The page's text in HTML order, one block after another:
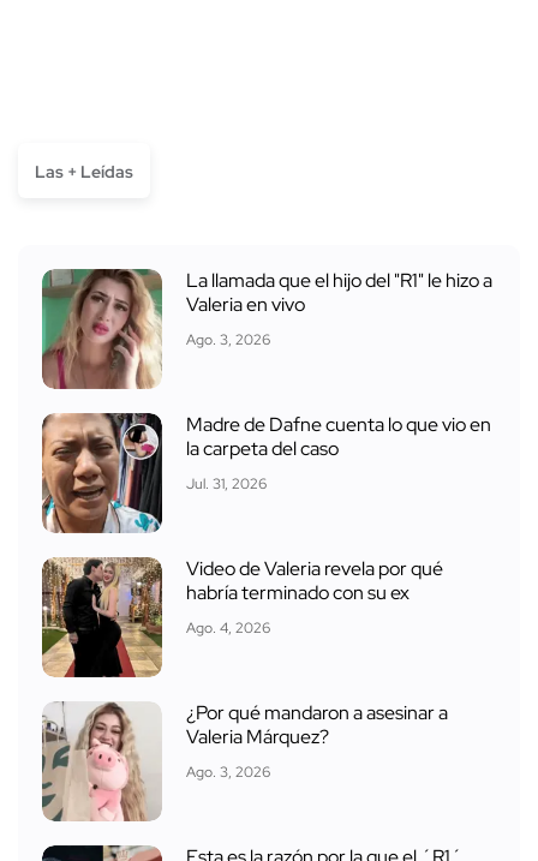
Las + Leídas
La llamada que el hijo del "R1" le hizo a
Valeria en vivo
Ago. 3, 2026
Madre de Dafne cuenta lo que vio en
la carpeta del caso
Jul. 31, 2026
Video de Valeria revela por qué
habría terminado con su ex
Ago. 4, 2026
¿Por qué mandaron a asesinar a
Valeria Márquez?
Ago. 3, 2026